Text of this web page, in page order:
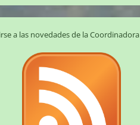
a las novedades de la Coordinadora